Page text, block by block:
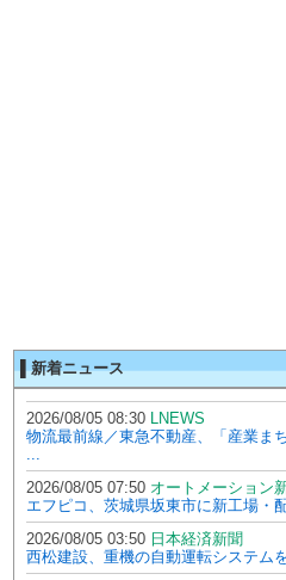
▌新着ニュース
2026/08/05 08:30 LNEWS
物流最前線／東急不動産、「産業ま
...
2026/08/05 07:50 オートメーション
エフピコ、茨城県坂東市に新工場・
2026/08/05 03:50 日本経済新聞
西松建設、重機の自動運転システム